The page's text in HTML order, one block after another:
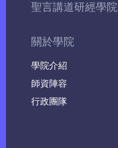
聖言講道研經學院
關於學院
學院介紹
師資陣容
行政團隊